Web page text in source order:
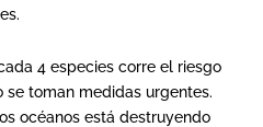
4 especies corre el riesgo
se toman medidas urgentes.
océanos está destruyendo